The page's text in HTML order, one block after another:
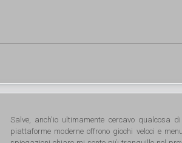
Salve, anch'io ultimamente cercavo qualcosa
piattaforme moderne offrono giochi veloci e